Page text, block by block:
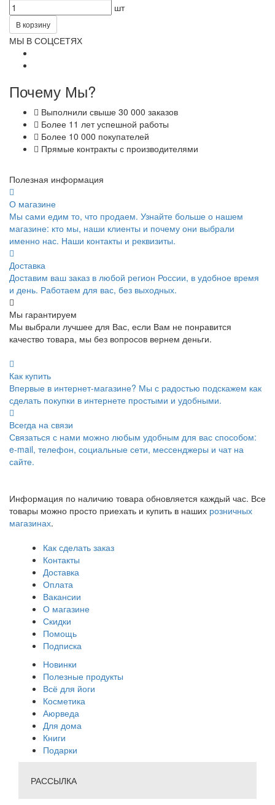
шт
В корзину
МЫ В СОЦСЕТЯХ
Почему Мы?
Выполнили свыше 30 000 заказов
Более 11 лет успешной работы
Более 10 000 покупателей
Прямые контракты с производителями
Полезная информация
О магазине
Мы сами едим то, что продаем. Узнайте больше о нашем
магазине: кто мы, наши клиенты и почему они выбрали
именно нас. Наши контакты и реквизиты.
Доставка
Доставим ваш заказ в любой регион России, в удобное время
и день. Работаем для вас, без выходных.
Мы гарантируем
Мы выбрали лучшее для Вас, если Вам не понравится
качество товара, мы без вопросов вернем деньги.
Как купить
Впервые в интернет-магазине? Мы с радостью подскажем как
сделать покупки в интернете простыми и удобными.
Всегда на связи
Связаться с нами можно любым удобным для вас способом:
e-mail, телефон, социальные сети, мессенджеры и чат на
сайте.
Информация по наличию товара обновляется каждый час. Все
товары можно просто приехать и купить в наших розничных
магазинах.
Как сделать заказ
Контакты
Доставка
Оплата
Вакансии
О магазине
Скидки
Помощь
Подписка
Новинки
Полезные продукты
Всё для йоги
Косметика
Аюрведа
Для дома
Книги
Подарки
РАССЫЛКА